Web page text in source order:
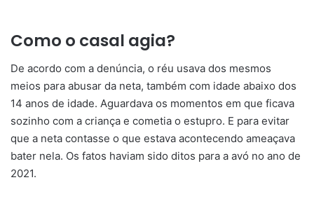
Como o casal agia?
De acordo com a denúncia, o réu usava dos mesmos
meios para abusar da neta, também com idade abaixo dos
14 anos de idade. Aguardava os momentos em que ficava
sozinho com a criança e cometia o estupro. E para evitar
que a neta contasse o que estava acontecendo ameaçava
bater nela. Os fatos haviam sido ditos para a avó no ano de
2021.